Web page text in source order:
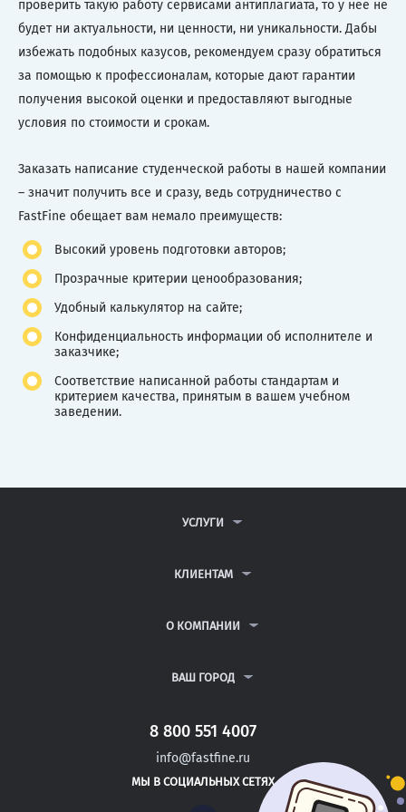
проверить такую работу сервисами антиплагиата, то у нее не
будет ни актуальности, ни ценности, ни уникальности. Дабы
избежать подобных казусов, рекомендуем сразу обратиться
за помощью к профессионалам, которые дают гарантии
получения высокой оценки и предоставляют выгодные
условия по стоимости и срокам.
Заказать написание студенческой работы в нашей компании
– значит получить все и сразу, ведь сотрудничество с
FastFine обещает вам немало преимуществ:
Высокий уровень подготовки авторов;
Прозрачные критерии ценообразования;
Удобный калькулятор на сайте;
Конфиденциальность информации об исполнителе и
заказчике;
Соответствие написанной работы стандартам и
критерием качества, принятым в вашем учебном
заведении.
УСЛУГИ
ДИПЛОМНЫЕ РАБОТЫ
РЕФЕРАТЫ
КЛИЕНТАМ
ВОПРОСЫ И ОТВЕТЫ
ПОЛИТИКА КОНФИДЕНЦИАЛЬНОСТИ
О КОМПАНИИ
КОНТАКТЫ
ВАШ ГОРОД
САНКТ-ПЕТЕРБУРГ
МОЖАЙСК
НОВОЗЫБКОВ
8 800 551 4007
info@fastfine.ru
МЫ В СОЦИАЛЬНЫХ СЕТЯХ